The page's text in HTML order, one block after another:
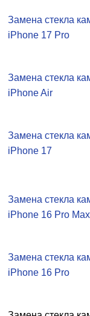
Замена стекла
iPhone 17 Pro
Замена стекла
iPhone Air
Замена стекла
iPhone 17
Замена стекла
iPhone 16 Pro Max
Замена стекла
iPhone 16 Pro